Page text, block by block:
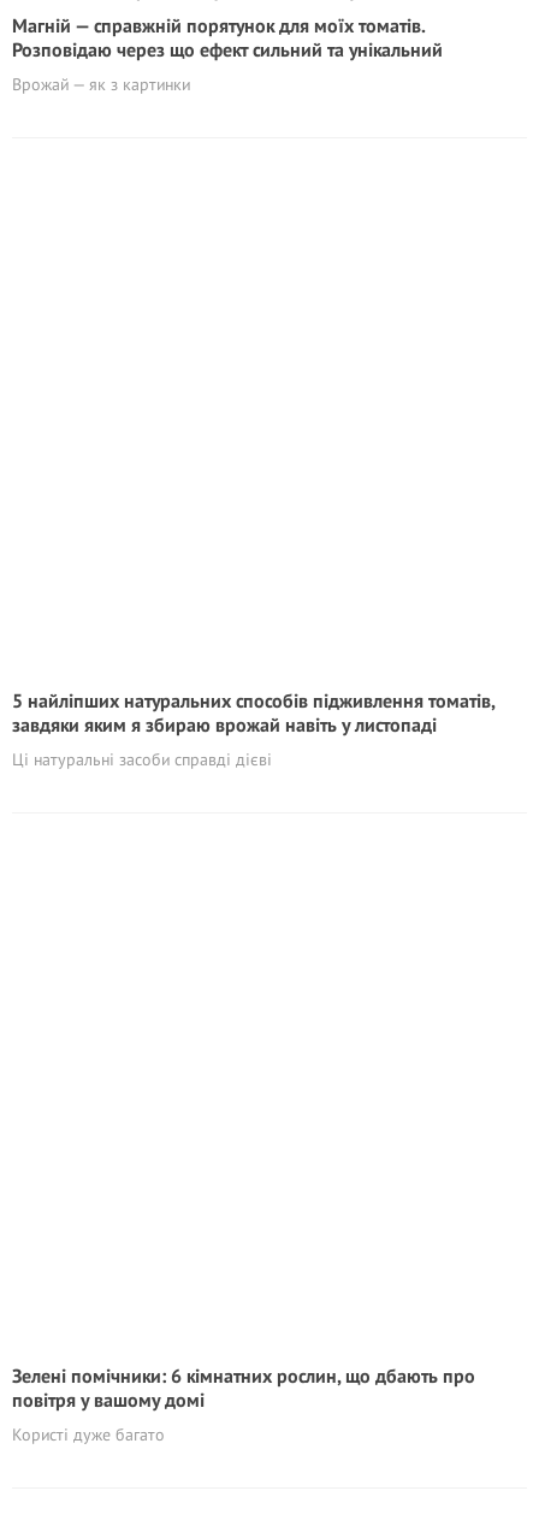
Магній — справжній порятунок для моїх томатів.
Розповідаю через що ефект сильний та унікальний
Врожай — як з картинки
5 найліпших натуральних способів підживлення томатів,
завдяки яким я збираю врожай навіть у листопаді
Ці натуральні засоби справді дієві
Зелені помічники: 6 кімнатних рослин, що дбають про
повітря у вашому домі
Користі дуже багато